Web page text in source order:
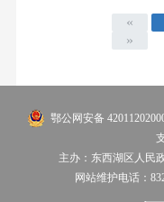
«
»
鄂公网安备
主办：东西湖区人民
网站维护电话：